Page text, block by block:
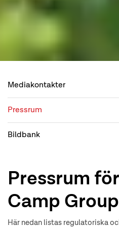
Mediakontakter
Pressrum
Bildbank
Pressrum
Camp Group
Här nedan listas regulatoriska